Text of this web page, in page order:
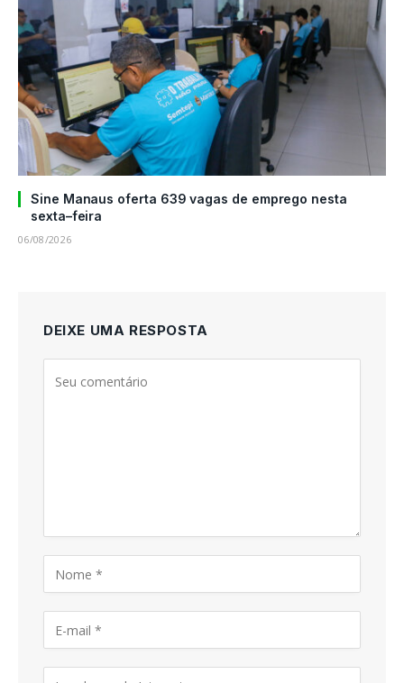
Sine Manaus oferta 639 vagas de emprego nesta
sexta–feira
06/08/2026
DEIXE UMA RESPOSTA